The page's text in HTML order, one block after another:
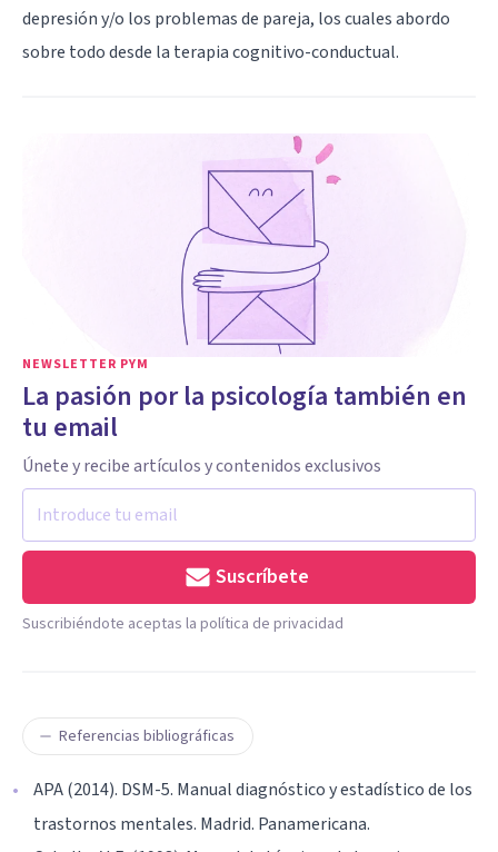
depresión y/o los problemas de pareja, los cuales abordo
sobre todo desde la terapia cognitivo-conductual.
NEWSLETTER PYM
La pasión por la psicología también en
tu email
Únete y recibe artículos y contenidos exclusivos
Suscríbete
Suscribiéndote aceptas la política de privacidad
Referencias bibliográficas
APA (2014). DSM-5. Manual diagnóstico y estadístico de los
trastornos mentales. Madrid. Panamericana.